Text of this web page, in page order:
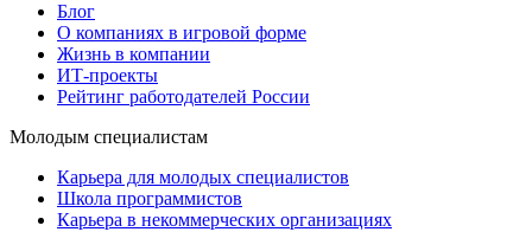
Блог
О компаниях в игровой форме
Жизнь в компании
ИТ-проекты
Рейтинг работодателей России
Молодым специалистам
Карьера для молодых специалистов
Школа программистов
Карьера в некоммерческих организациях